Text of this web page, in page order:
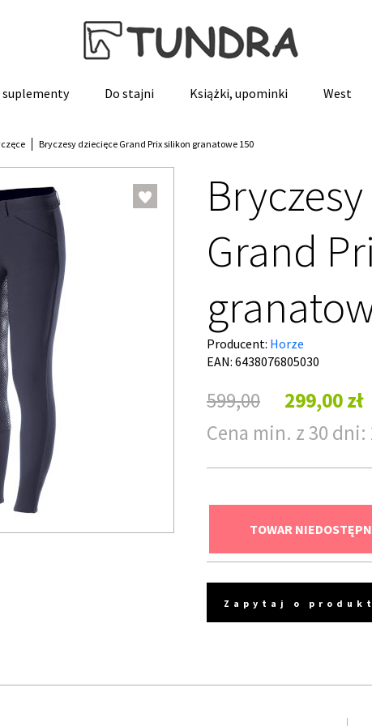
suplementy Do stajni Książki, upominki West
Bryczesy dziecięce Grand Prix silikon granatowe 150
Grand
Producent: Horze
EAN: 6438076805030
599,00
299,00 zł
Cena min. z 30 dni:
TOWAR
Zapytaj o